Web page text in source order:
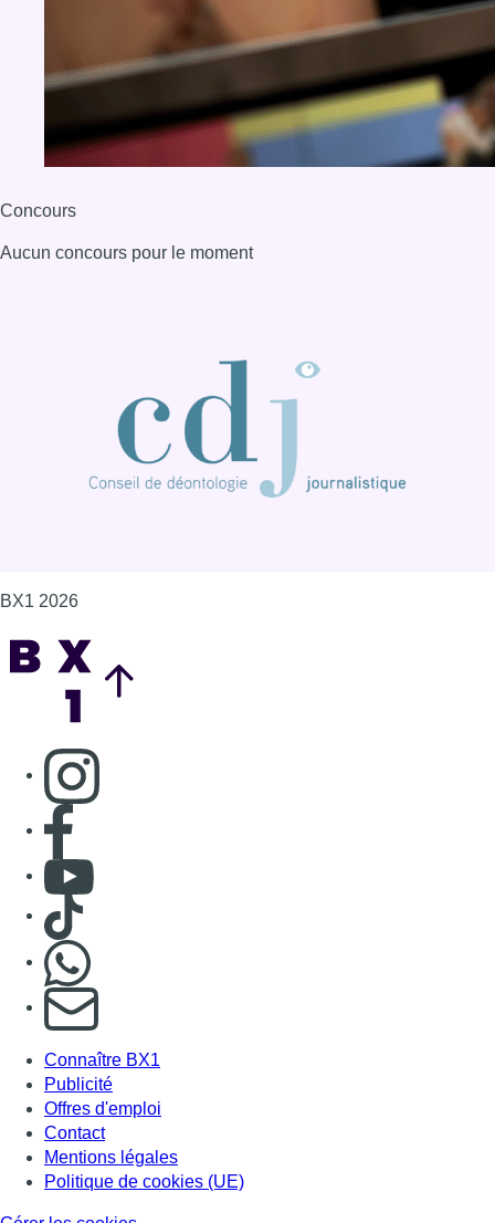
Concours
Aucun concours pour le moment
BX1 2026
Consulter page Instagram
Consulter page Facebook
Consulter Youtube
Consulter TikTok
S'abonner à notre newsletter
Connaître BX1
Publicité
Offres d'emploi
Contact
Mentions légales
Politique de cookies (UE)